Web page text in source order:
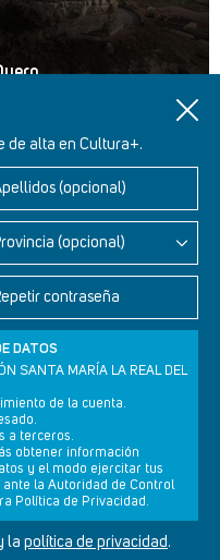
de alta en Cultura+.
(opcional)
(opcional)
contraseña
DATOS
SANTA MARÍA LA REAL DEL
de la cuenta.
a terceros.
obtener información
y el modo ejercitar tus
la Autoridad de Control
Política de Privacidad.
la política de privacidad.
Este de León
Política de cookies